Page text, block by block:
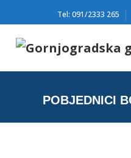
Tel: 091/2333 265
POBJEDNICI